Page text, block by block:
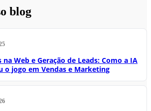
blog
na Web e Geração de Leads: Como a IA
o jogo em Vendas e Marketing